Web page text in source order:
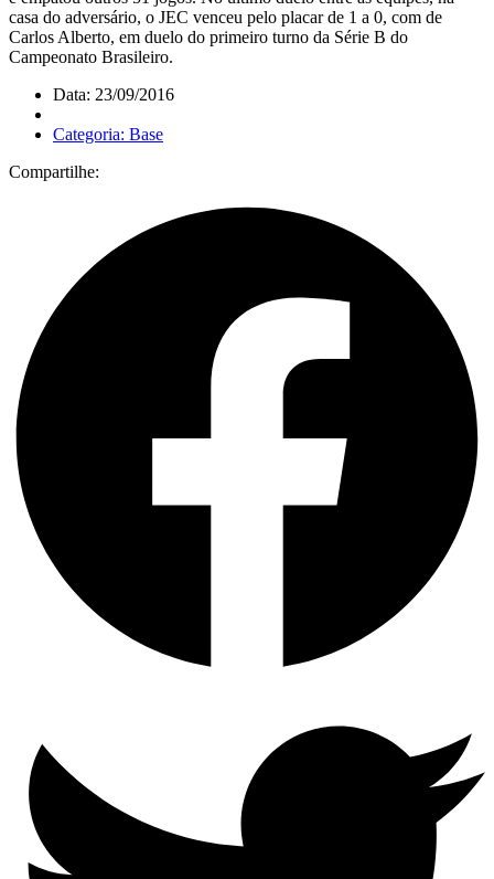
casa do adversário, o JEC venceu pelo placar de 1 a 0, com de
Carlos Alberto, em duelo do primeiro turno da Série B do
Campeonato Brasileiro.
Data: 23/09/2016
Categoria: Base
Compartilhe: